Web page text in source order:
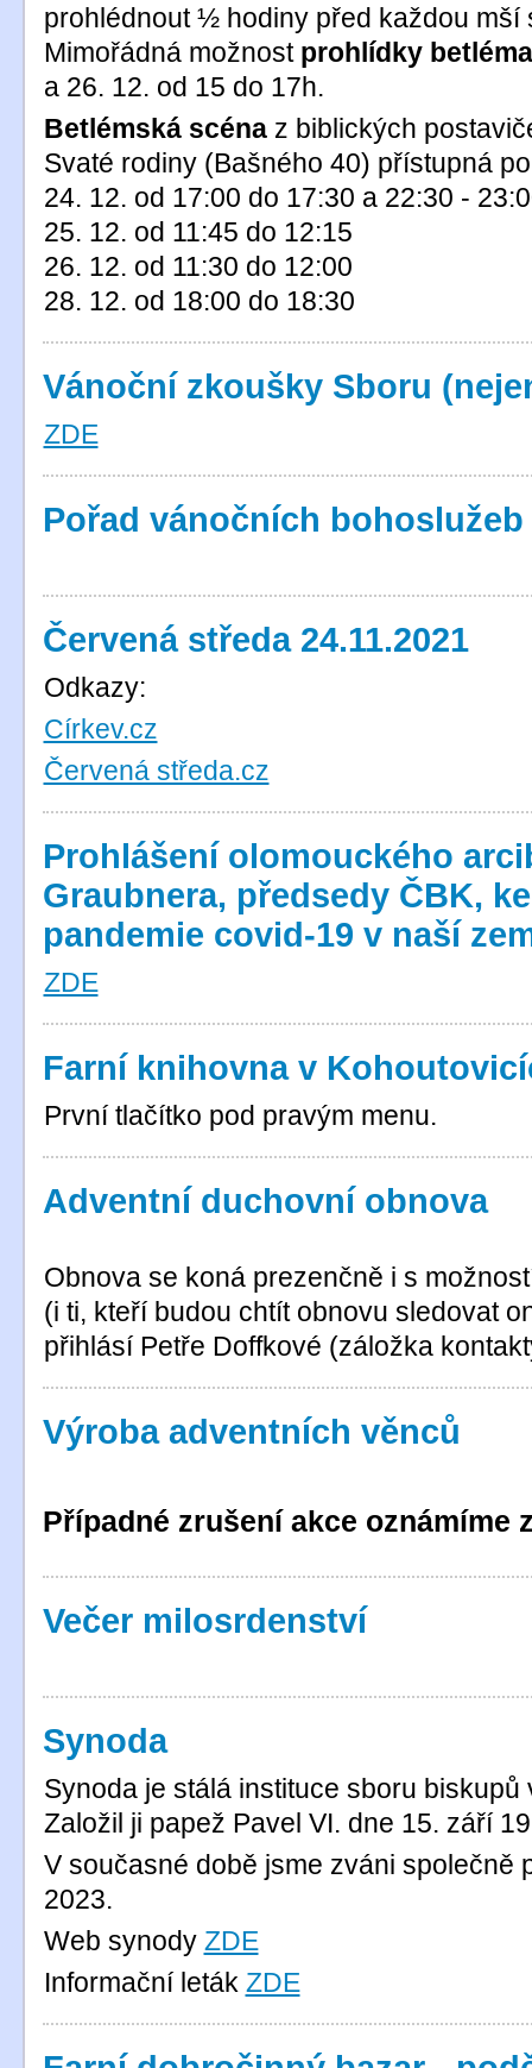
prohlédnout ½ hodiny před každou mší
Mimořádná možnost prohlídky
a 26. 12. od 15 do 17h.
Betlémská scéna z biblických
Svaté rodiny (Bašného 40) přístupná
24. 12. od 17:00 do 17:30 a 22:30 -
25. 12. od 11:45 do 12:15
26. 12. od 11:30 do 12:00
28. 12. od 18:00 do 18:30
Vánoční zkoušky Sboru
ZDE
Pořad vánočních bohoslužeb
Červená středa 24.11.2021
Odkazy:
Církev.cz
Červená středa.cz
Prohlášení olomouckého
Graubnera, předsedy ČBK,
pandemie covid-19 v naší
ZDE
Farní knihovna v
První tlačítko pod pravým menu.
Adventní duchovní obnova
Obnova se koná prezenčně i s
(i ti, kteří budou chtít obnovu sledovat
přihlásí Petře Doffkové (záložka
Výroba adventních věnců
Případné zrušení akce oznámíme
Večer milosrdenství
Synoda
Synoda je stálá instituce sboru biskupů
Založil ji papež Pavel VI. dne 15. září
V současné době jsme zváni společně
2023.
Web synody ZDE
Informační leták ZDE